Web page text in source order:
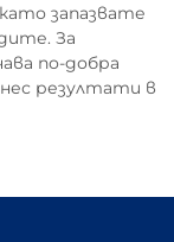
запазвате
За
по-добра
резултати в